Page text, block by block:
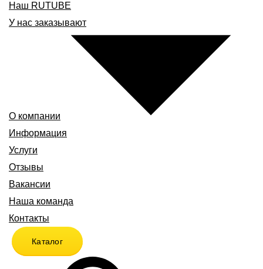
Наш RUTUBE
У нас заказывают
О компании
Информация
Услуги
Отзывы
Вакансии
Наша команда
Контакты
Каталог